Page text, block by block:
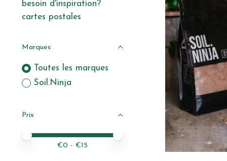
besoin d'inspiration?
cartes postales
Marques
Toutes les marques
Soil.Ninja
Prix
Prix minimum
Price maximum value
€0 - €15